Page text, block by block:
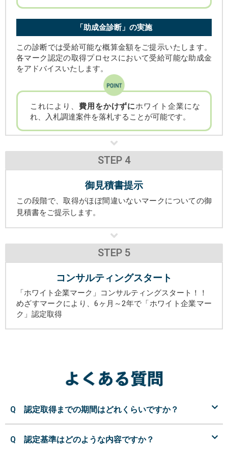
「助成金診断」の実施
この診断では受給可能な概算金額をご提示いたします。
各マーク認定の取得プロセスにおいて受給可能な助成金
をアドバイスいたします。
これにより、 費用をかけずにホワイト企業にな
れ、入札調達案件を落札することが可能です。
STEP 4
御見積書提示
この段階で、取得がほぼ間違いないマークについての御
見積書をご提示します。
STEP 5
コンサルティングスタート
「ホワイト企業マーク」コンサルティングスタート！！
めざすマークにより、6ヶ月～2年で「ホワイト企業マー
ク」認定取得
Q 認定取得までの期間はどれくらいですか？
Q 認定基準はどのような内容ですか？